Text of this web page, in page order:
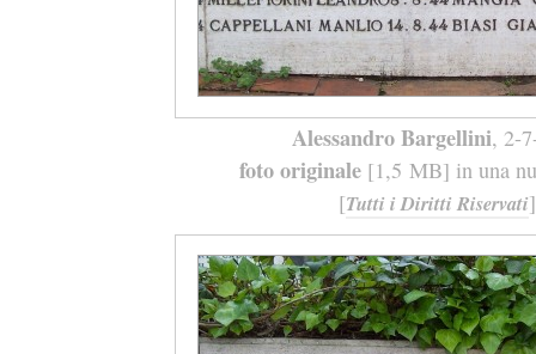
Alessandro Bargellini, 2-
foto originale[1,5 MB] in una
[Tutti i Diritti Riservati]